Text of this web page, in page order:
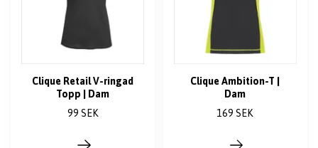
Clique Retail V-ringad
Topp | Dam
99 SEK
Clique Ambition-T |
Dam
169 SEK